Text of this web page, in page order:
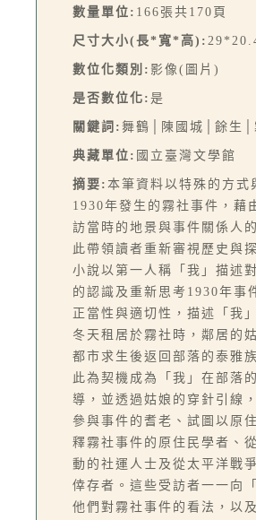
數量單位: 166張共170頁
尺寸大小(長*寬*高):
數位化類別: 影像(圖片)
是否數位化: 是
關鍵詞: 舞鶴│陳國城│餘生│
典藏單位: 國立臺灣文學館
摘要: 本筆資料以特殊的方式
1930年發生的霧社事件，藉
訪當時的地景與事件關係人
此帶領讀者重新審視歷史與
小說以第一人稱「我」描述
的認識及重新思考1930年事
正當性與適切性，描述「我
冬天租居於霧社時，鄰居的
都市求生後返回部落的泰雅
此為契機成為「我」在部落
導，並透過姑娘的穿針引線
參與事件的耆老、試圖以原
釋霧社事件的原住民學者、
動的社運人士及從太平洋戰
倖存者。這些受訪者一一向
他們對霧社事件的看法，以